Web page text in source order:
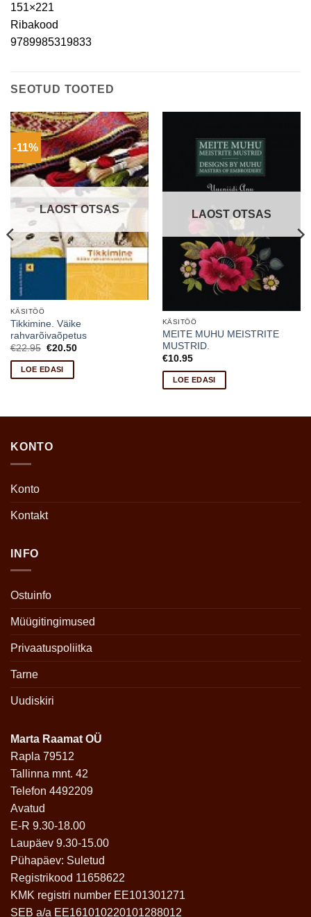
151×221
Ribakood
9789985319833
SEOTUD TOOTED
-11%
LAOST OTSAS
KÄSITÖÖ
Tikkimine. Väike
rahvarõivaõpetus
€22.95 Algne
oli:
€22.95.
€20.50Current
LOE EDASI
LAOST OTSAS
KÄSITÖÖ
MEITE MUHU MEISTRITE
MUSTRID.
€10.95
LOE EDASI
KONTO
Konto
Kontakt
INFO
Ostuinfo
Müügitingimused
Privaatuspoliitka
Tarne
Uudiskiri
Marta Raamat OÜ
Rapla 79512
Tallinna mnt. 42
Telefon 4492209
Avatud
E-R 9.30-18.00
Laupäev 9.30-15.00
Pühapäev: Suletud
Registrikood 11658622
KMK registri number EE101301271
SEB a/a EE161010220101288012